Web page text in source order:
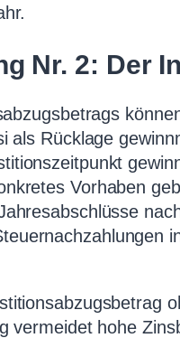
Nr. 2: Der
als Rücklage
Vorhaben
vermeidet hohe